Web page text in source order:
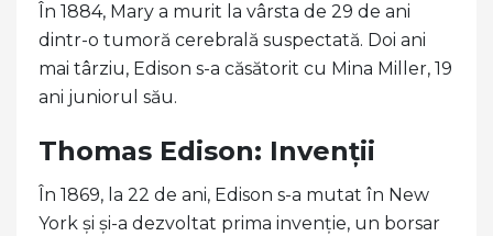
În 1884, Mary a murit la vârsta de 29 de ani
dintr-o tumoră cerebrală suspectată. Doi ani
mai târziu, Edison s-a căsătorit cu Mina Miller, 19
ani juniorul său.
Thomas Edison: Invenții
În 1869, la 22 de ani, Edison s-a mutat în New
York și și-a dezvoltat prima invenție, un borsar